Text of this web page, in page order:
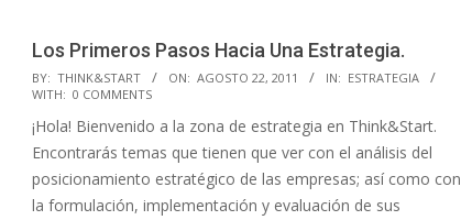
Los Primeros Pasos Hacia Una Estrategia.
2011-
08-
22
BY: THINK&START ON: AGOSTO 22, 2011 IN: ESTRATEGIA
WITH: 0 COMMENTS
¡Hola! Bienvenido a la zona de estrategia en Think&Start.
Encontrarás temas que tienen que ver con el análisis del
posicionamiento estratégico de las empresas; así como con
la formulación, implementación y evaluación de sus